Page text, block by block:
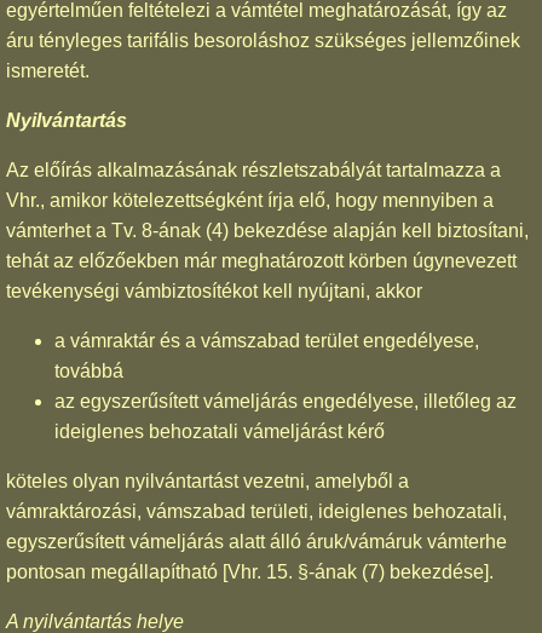
egyértelműen feltételezi a vámtétel meghatározását, így az
áru tényleges tarifális besoroláshoz szükséges jellemzőinek
ismeretét.
Nyilvántartás
Az előírás alkalmazásának részletszabályát tartalmazza a
Vhr., amikor kötelezettségként írja elő, hogy mennyiben a
vámterhet a Tv. 8-ának (4) bekezdése alapján kell biztosítani,
tehát az előzőekben már meghatározott körben úgynevezett
tevékenységi vámbiztosítékot kell nyújtani, akkor
a vámraktár és a vámszabad terület engedélyese,
továbbá
az egyszerűsített vámeljárás engedélyese, illetőleg az
ideiglenes behozatali vámeljárást kérő
köteles olyan nyilvántartást vezetni, amelyből a
vámraktározási, vámszabad területi, ideiglenes behozatali,
egyszerűsített vámeljárás alatt álló áruk/vámáruk vámterhe
pontosan megállapítható [Vhr. 15. §-ának (7) bekezdése].
A nyilvántartás helye